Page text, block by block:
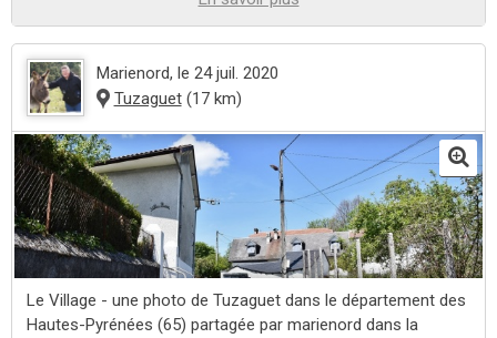
Marienord, le 24 juil. 2020
Tuzaguet(17 km)
Le Village - une photo de Tuzaguet dans le département des
Hautes-Pyrénées (65) partagée par marienord dans la